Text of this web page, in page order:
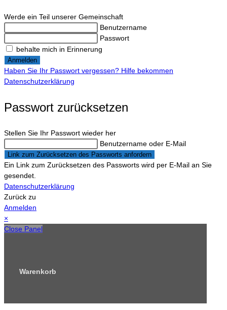
Werde ein Teil unserer Gemeinschaft
Benutzername
Passwort
behalte mich in Erinnerung
Anmelden
Haben Sie Ihr Passwort vergessen? Hilfe bekommen
Datenschutzerklärung
Passwort zurücksetzen
Stellen Sie Ihr Passwort wieder her
Benutzername oder E-Mail
Link zum Zurücksetzen des Passworts anfordern
Ein Link zum Zurücksetzen des Passworts wird per E-Mail an Sie
gesendet.
Datenschutzerklärung
Zurück zu
Anmelden
×
Close Panel
Warenkorb